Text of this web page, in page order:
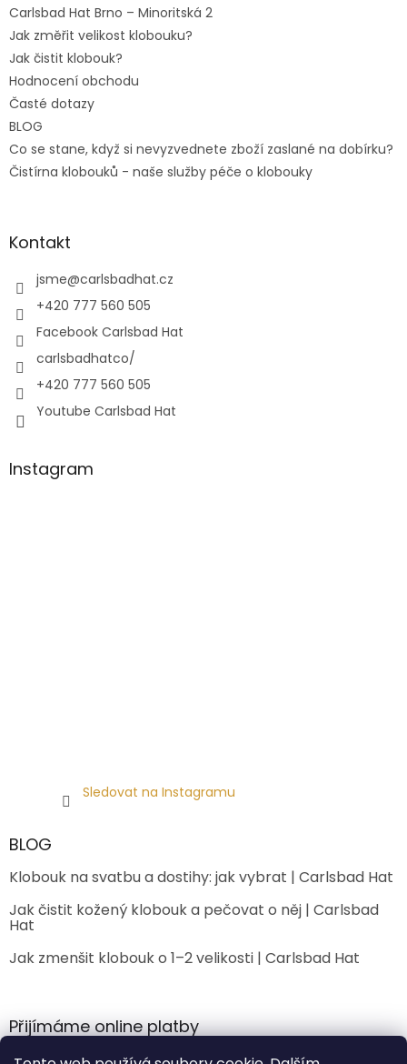
Carlsbad Hat Brno – Minoritská 2
Jak změřit velikost klobouku?
Jak čistit klobouk?
Hodnocení obchodu
Časté dotazy
BLOG
Co se stane, když si nevyzvednete zboží zaslané na dobírku?
Čistírna klobouků - naše služby péče o klobouky
Kontakt
jsme@carlsbadhat.cz
+420 777 560 505
Facebook Carlsbad Hat
carlsbadhatco/
+420 777 560 505
Youtube Carlsbad Hat
Instagram
Sledovat na Instagramu
BLOG
Klobouk na svatbu a dostihy: jak vybrat | Carlsbad Hat
Jak čistit kožený klobouk a pečovat o něj | Carlsbad
Hat
Jak zmenšit klobouk o 1–2 velikosti | Carlsbad Hat
Přijímáme online platby